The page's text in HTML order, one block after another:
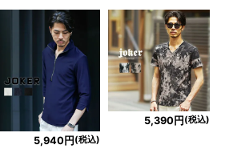
5,940円 (税込)
5,390円(税込)